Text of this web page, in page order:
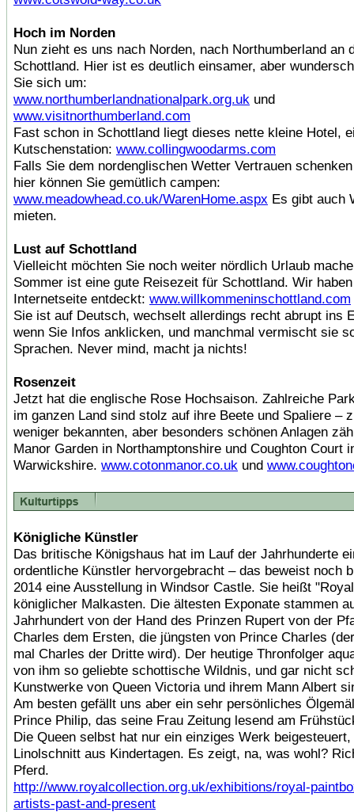
Hoch im Norden
Nun zieht es uns nach Norden, nach Northumberland an
Schottland. Hier ist es deutlich einsamer, aber
Sie sich um:
www.northumberlandnationalpark.org.uk und
www.visitnorthumberland.com
Fast schon in Schottland liegt dieses nette kleine Hotel,
Kutschenstation: www.collingwoodarms.com
Falls Sie dem nordenglischen Wetter Vertrauen
hier können Sie gemütlich campen:
www.meadowhead.co.uk/WarenHome.aspx Es gibt auch
mieten.
Lust auf Schottland
Vielleicht möchten Sie noch weiter nördlich Urlaub
Sommer ist eine gute Reisezeit für Schottland. Wir
Internetseite entdeckt: www.willkommeninschottland.com
Sie ist auf Deutsch, wechselt allerdings recht abrupt ins
wenn Sie Infos anklicken, und manchmal vermischt sie
Sprachen. Never mind, macht ja nichts!
Rosenzeit
Jetzt hat die englische Rose Hochsaison. Zahlreiche
im ganzen Land sind stolz auf ihre Beete und Spaliere –
weniger bekannten, aber besonders schönen Anlagen
Manor Garden in Northamptonshire und Coughton Court
Warwickshire. www.cotonmanor.co.uk und
Königliche Künstler
Das britische Königshaus hat im Lauf der Jahrhunderte
ordentliche Künstler hervorgebracht – das beweist noch
2014 eine Ausstellung in Windsor Castle. Sie heißt
königlicher Malkasten. Die ältesten Exponate stammen
Jahrhundert von der Hand des Prinzen Rupert von der
Charles dem Ersten, die jüngsten von Prince Charles
mal Charles der Dritte wird). Der heutige Thronfolger
von ihm so geliebte schottische Wildnis, und gar nicht
Kunstwerke von Queen Victoria und ihrem Mann Albert
Am besten gefällt uns aber ein sehr persönliches
Prince Philip, das seine Frau Zeitung lesend am
Die Queen selbst hat nur ein einziges Werk beigesteuert,
Linolschnitt aus Kindertagen. Es zeigt, na, was wohl?
Pferd.
http://www.royalcollection.org.uk/exhibitions/royal-
artists-past-and-present